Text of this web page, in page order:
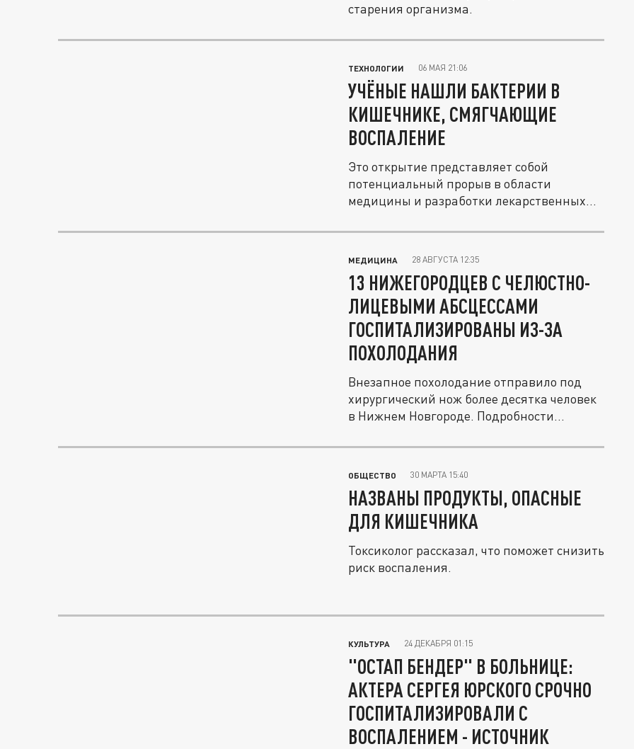
старения организма.
ТЕХНОЛОГИИ 06 МАЯ 21:06
УЧЁНЫЕ НАШЛИ БАКТЕРИИ В
КИШЕЧНИКЕ, СМЯГЧАЮЩИЕ
ВОСПАЛЕНИЕ
Это открытие представляет собой
потенциальный прорыв в области
медицины и разработки лекарственных
МЕДИЦИНА 28 АВГУСТА 12:35
13 НИЖЕГОРОДЦЕВ С ЧЕЛЮСТНО-
ЛИЦЕВЫМИ АБСЦЕССАМИ
ГОСПИТАЛИЗИРОВАНЫ ИЗ-ЗА
ПОХОЛОДАНИЯ
Внезапное похолодание отправило под
хирургический нож более десятка человек
в Нижнем Новгороде. Подробности...
ОБЩЕСТВО 30 МАРТА 15:40
НАЗВАНЫ ПРОДУКТЫ, ОПАСНЫЕ
ДЛЯ КИШЕЧНИКА
Токсиколог рассказал, что поможет снизить
риск воспаления.
КУЛЬТУРА 24 ДЕКАБРЯ 01:15
"ОСТАП БЕНДЕР" В БОЛЬНИЦЕ:
АКТЕРА СЕРГЕЯ ЮРСКОГО СРОЧНО
ГОСПИТАЛИЗИРОВАЛИ С
ВОСПАЛЕНИЕМ - ИСТОЧНИК